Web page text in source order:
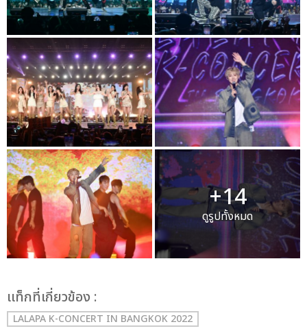
+14
ดูรูปทั้งหมด
เเท็กที่เกี่ยวข้อง :
LALAPA K-CONCERT IN BANGKOK 2022